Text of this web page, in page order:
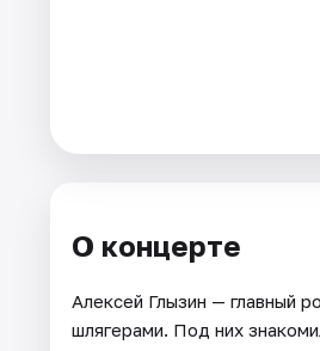
Артисты
О концерте
Алексей Глызин — главный
шлягерами. Под них